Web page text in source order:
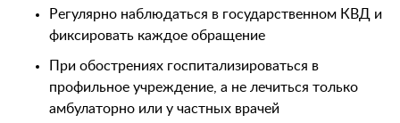
Регулярно наблюдаться в государственном КВД и
фиксировать каждое обращение
При обострениях госпитализироваться в
профильное учреждение, а не лечиться только
амбулаторно или у частных врачей